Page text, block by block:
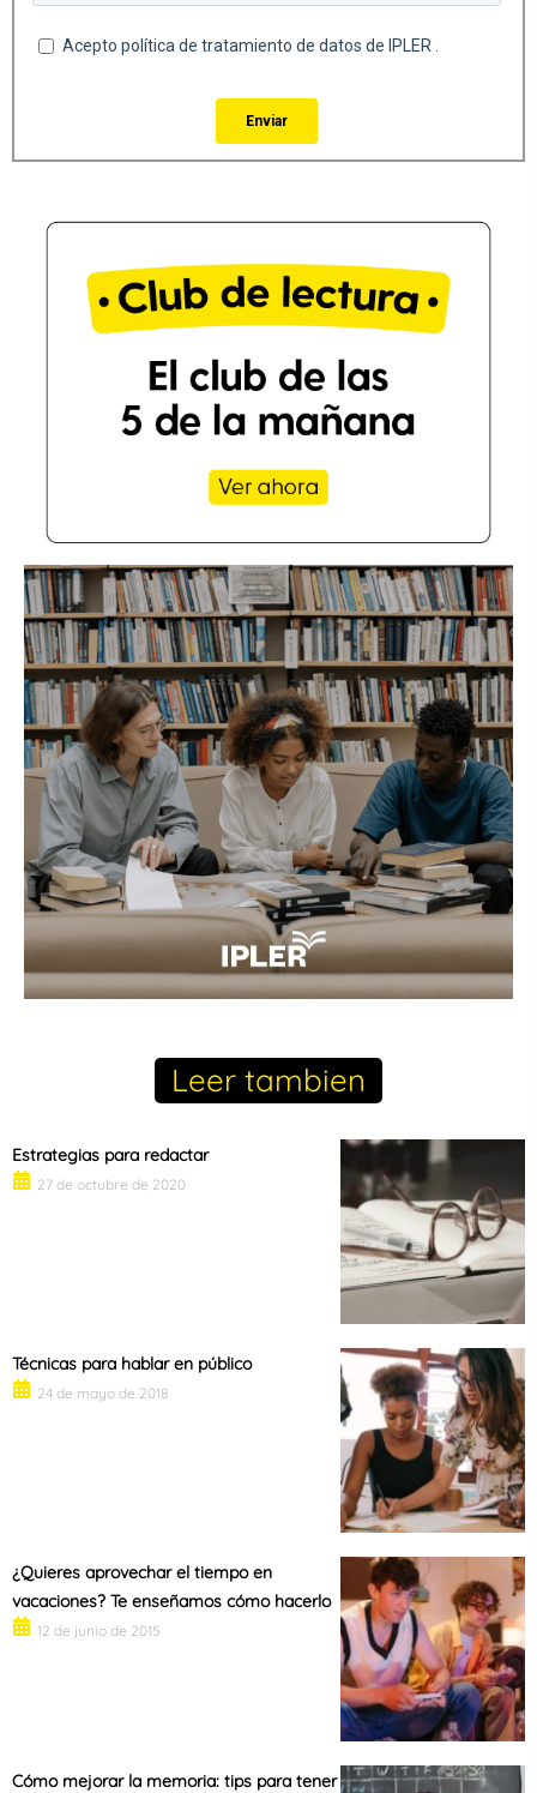
Leer tambien
Estrategias para redactar
27 de octubre de 2020
Técnicas para hablar en público
24 de mayo de 2018
¿Quieres aprovechar el tiempo en
vacaciones? Te enseñamos cómo hacerlo
12 de junio de 2015
Cómo mejorar la memoria: tips para tener